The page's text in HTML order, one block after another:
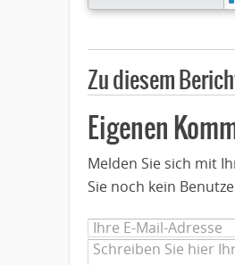
Zu diesem
Eigenen
Melden Sie sich mit
Sie noch kein